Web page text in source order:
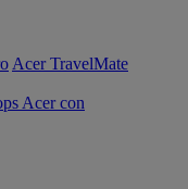
Acer TravelMate
Acer con